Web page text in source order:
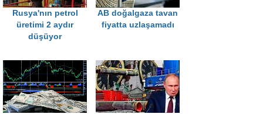
Rusya'nın petrol
üretimi 2 aydır
düşüyor
AB doğalgaza tavan
fiyatta uzlaşamadı